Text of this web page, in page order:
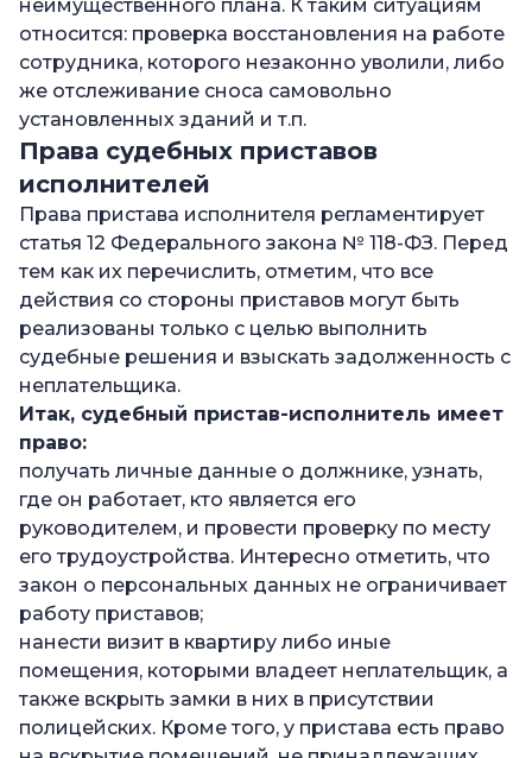
неимущественного плана. К таким ситуациям
относится: проверка восстановления на работе
сотрудника, которого незаконно уволили, либо
же отслеживание сноса самовольно
установленных зданий и т.п.
Права судебных приставов
исполнителей
Права пристава исполнителя регламентирует
статья 12 Федерального закона № 118-ФЗ. Перед
тем как их перечислить, отметим, что все
действия со стороны приставов могут быть
реализованы только с целью выполнить
судебные решения и взыскать задолженность с
неплательщика.
Итак, судебный пристав-исполнитель имеет
право:
получать личные данные о должнике, узнать,
где он работает, кто является его
руководителем, и провести проверку по месту
его трудоустройства. Интересно отметить, что
закон о персональных данных не ограничивает
работу приставов;
нанести визит в квартиру либо иные
помещения, которыми владеет неплательщик, а
также вскрыть замки в них в присутствии
полицейских. Кроме того, у пристава есть право